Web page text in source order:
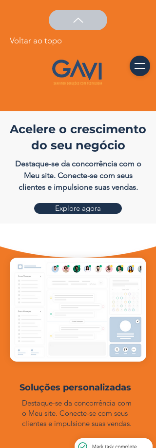
Voltar ao topo
Acelere o crescimento
do seu negócio
Destaque-se da concorrência com o
Meu site. Conecte-se com seus
clientes e impulsione suas vendas.
Explore agora
Soluções personalizadas
Destaque-se da concorrência com
o Meu site. Conecte-se com seus
clientes e impulsione suas vendas.